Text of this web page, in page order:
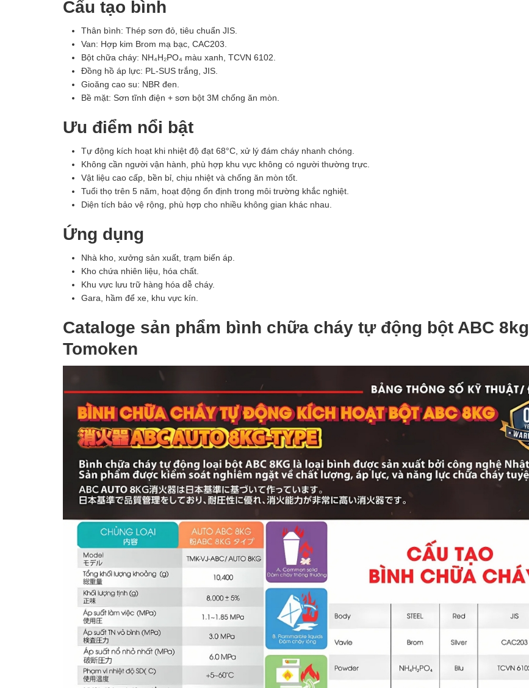
Cấu tạo bình
Thân bình: Thép sơn đỏ, tiêu chuẩn JIS.
Van: Hợp kim Brom mạ bạc, CAC203.
Bột chữa cháy: NH₄H₂PO₄ màu xanh, TCVN 6102.
Đồng hồ áp lực: PL-SUS trắng, JIS.
Gioăng cao su: NBR đen.
Bề mặt: Sơn tĩnh điện + sơn bột 3M chống ăn mòn.
Ưu điểm nổi bật
Tự động kích hoạt khi nhiệt độ đạt 68°C, xử lý đám cháy nhanh chóng.
Không cần người vận hành, phù hợp khu vực không có người thường trực.
Vật liệu cao cấp, bền bỉ, chịu nhiệt và chống ăn mòn tốt.
Tuổi thọ trên 5 năm, hoạt động ổn định trong môi trường khắc nghiệt.
Diện tích bảo vệ rộng, phù hợp cho nhiều không gian khác nhau.
Ứng dụng
Nhà kho, xưởng sản xuất, trạm biến áp.
Kho chứa nhiên liệu, hóa chất.
Khu vực lưu trữ hàng hóa dễ cháy.
Gara, hầm để xe, khu vực kín.
Cataloge sản phẩm bình chữa cháy tự động bột ABC 8kg
Tomoken